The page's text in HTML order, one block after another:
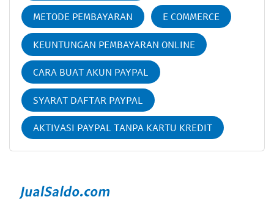
METODE PEMBAYARAN E COMMERCE
KEUNTUNGAN PEMBAYARAN ONLINE
CARA BUAT AKUN PAYPAL
SYARAT DAFTAR PAYPAL
AKTIVASI PAYPAL TANPA KARTU KREDIT